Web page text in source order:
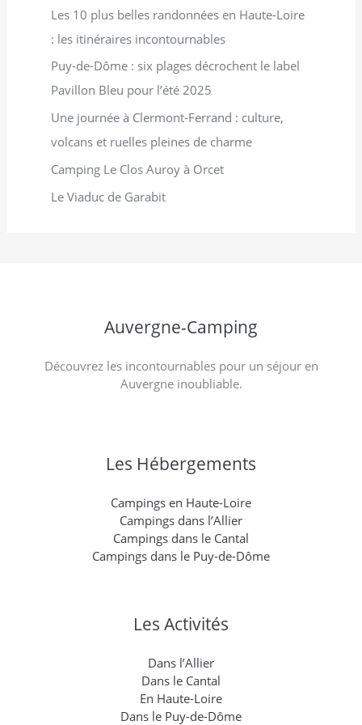
Les 10 plus belles randonnées en Haute-Loire
: les itinéraires incontournables
Puy-de-Dôme : six plages décrochent le label
Pavillon Bleu pour l’été 2025
Une journée à Clermont-Ferrand : culture,
volcans et ruelles pleines de charme
Camping Le Clos Auroy à Orcet
Le Viaduc de Garabit
Auvergne-Camping
Découvrez les incontournables pour un séjour en
Auvergne inoubliable.
Les Hébergements
Campings en Haute-Loire
Campings dans l’Allier
Campings dans le Cantal
Campings dans le Puy-de-Dôme
Les Activités
Dans l’Allier
Dans le Cantal
En Haute-Loire
Dans le Puy-de-Dôme